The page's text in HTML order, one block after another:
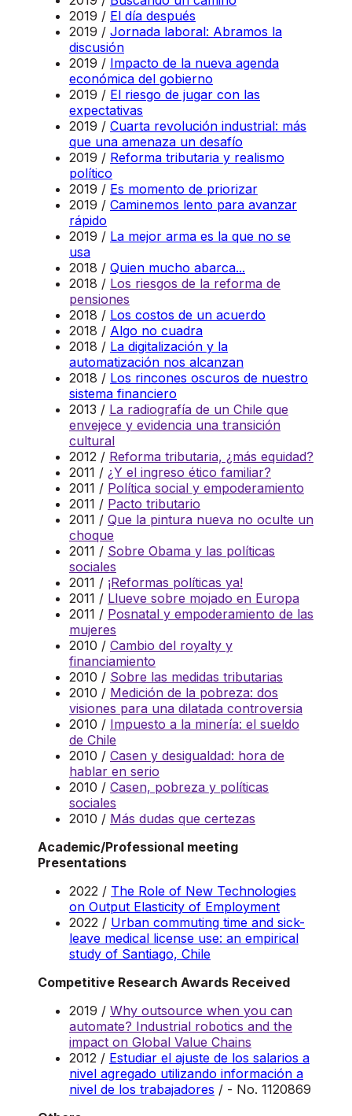
2019 / El día después
2019 / Jornada laboral: Abramos la
discusión
2019 / Impacto de la nueva agenda
económica del gobierno
2019 / El riesgo de jugar con las
expectativas
2019 / Cuarta revolución industrial: más
que una amenaza un desafío
2019 / Reforma tributaria y realismo
político
2019 / Es momento de priorizar
2019 / Caminemos lento para avanzar
rápido
2019 / La mejor arma es la que no se
usa
2018 / Quien mucho abarca...
2018 / Los riesgos de la reforma de
pensiones
2018 / Los costos de un acuerdo
2018 / Algo no cuadra
2018 / La digitalización y la
automatización nos alcanzan
2018 / Los rincones oscuros de nuestro
sistema financiero
2013 / La radiografía de un Chile que
envejece y evidencia una transición
cultural
2012 / Reforma tributaria, ¿más equidad?
2011 / ¿Y el ingreso ético familiar?
2011 / Política social y empoderamiento
2011 / Pacto tributario
2011 / Que la pintura nueva no oculte un
choque
2011 / Sobre Obama y las políticas
sociales
2011 / ¡Reformas políticas ya!
2011 / Llueve sobre mojado en Europa
2011 / Posnatal y empoderamiento de las
mujeres
2010 / Cambio del royalty y
financiamiento
2010 / Sobre las medidas tributarias
2010 / Medición de la pobreza: dos
visiones para una dilatada controversia
2010 / Impuesto a la minería: el sueldo
de Chile
2010 / Casen y desigualdad: hora de
hablar en serio
2010 / Casen, pobreza y políticas
sociales
2010 / Más dudas que certezas
Academic/Professional meeting
Presentations
2022 / The Role of New Technologies
on Output Elasticity of Employment
2022 / Urban commuting time and sick-
leave medical license use: an empirical
study of Santiago, Chile
Competitive Research Awards Received
2019 / Why outsource when you can
automate? Industrial robotics and the
impact on Global Value Chains
2012 / Estudiar el ajuste de los salarios a
nivel agregado utilizando información a
nivel de los trabajadores / - No. 1120869